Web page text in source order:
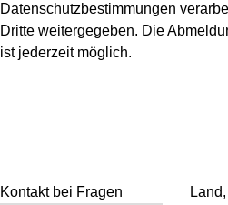
Datenschutzbestimmungen
Dritte weitergegeben. Die
ist jederzeit möglich.
Kontakt bei Fragen